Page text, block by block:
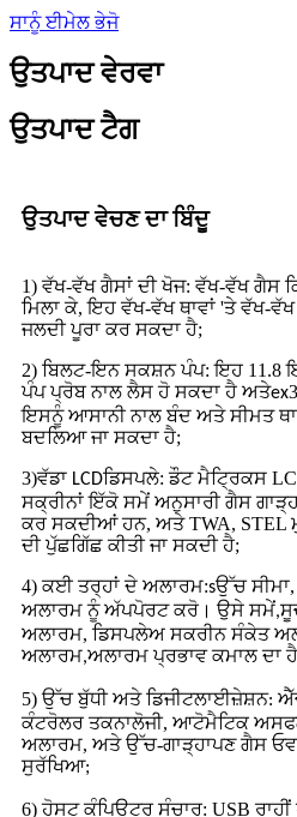
ਸਾਨੂੰ ਈਮੇਲ ਭੇਜੋ
ਉਤਪਾਦ ਵੇਰਵਾ
ਉਤਪਾਦ ਟੈਗ
ਉਤਪਾਦ ਵੇਚਣ ਦਾ ਬਿੰਦੂ
1) ਵੱਖ-ਵੱਖ ਗੈਸਾਂ ਦੀ ਖੋਜ: ਵੱਖ-ਵੱਖ ਗੈਸ
ਮਿਲਾ ਕੇ, ਇਹ ਵੱਖ-ਵੱਖ ਥਾਵਾਂ 'ਤੇ ਵੱਖ-
ਜਲਦੀ ਪੂਰਾ ਕਰ ਸਕਦਾ ਹੈ;
2) ਬਿਲਟ-ਇਨ ਸਕਸ਼ਨ ਪੰਪ: ਇਹ 11.8
ਪੰਪ ਪ੍ਰੋਬ ਨਾਲ ਲੈਸ ਹੋ ਸਕਦਾ ਹੈ ਅਤੇex
ਇਸਨੂੰ ਆਸਾਨੀ ਨਾਲ ਬੰਦ ਅਤੇ ਸੀਮਤ
ਬਦਲਿਆ ਜਾ ਸਕਦਾ ਹੈ;
3)ਵੱਡਾ LCDਡਿਸਪਲੇ: ਡੌਟ ਮੈਟ੍ਰਿਕਸ
ਸਕ੍ਰੀਨਾਂ ਇੱਕੋ ਸਮੇਂ ਅਨੁਸਾਰੀ ਗੈਸ
ਕਰ ਸਕਦੀਆਂ ਹਨ, ਅਤੇ TWA,
ਦੀ ਪੁੱਛਗਿੱਛ ਕੀਤੀ ਜਾ ਸਕਦੀ ਹੈ;
4) ਕਈ ਤਰ੍ਹਾਂ ਦੇ ਅਲਾਰਮ:sਉੱਚ ਸੀਮਾ,
ਅਲਾਰਮ ਨੂੰ ਅੱਪਪੋਰਟ ਕਰੋ। ਉਸੇ ਸਮੇਂ,
ਅਲਾਰਮ, ਡਿਸਪਲੇਅ ਸਕਰੀਨ ਸੰਕੇਤ
ਅਲਾਰਮ,ਅਲਾਰਮ ਪ੍ਰਭਾਵ ਕਮਾਲ ਦਾ
5) ਉੱਚ ਬੁੱਧੀ ਅਤੇ ਡਿਜੀਟਲਾਈਜ਼ੇਸ਼ਨ:
ਕੰਟਰੋਲਰ ਤਕਨਾਲੋਜੀ, ਆਟੋਮੈਟਿਕ
ਅਲਾਰਮ, ਅਤੇ ਉੱਚ-ਗਾੜ੍ਹਾਪਣ ਗੈਸ
ਸੁਰੱਖਿਆ;
6) ਹੋਸਟ ਕੰਪਿਊਟਰ ਸੰਚਾਰ: USB